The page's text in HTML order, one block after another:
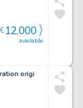
available
€12,000
origi